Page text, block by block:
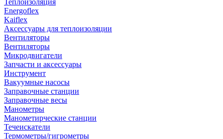
Теплоизоляция
Energoflex
Kaiflex
Аксессуары для теплоизоляции
Вентиляторы
Вентиляторы
Микродвигатели
Запчасти и аксессуары
Инструмент
Вакуумные насосы
Заправочные станции
Заправочные весы
Манометры
Манометирческие станции
Течеискатели
Термометры/гигрометры